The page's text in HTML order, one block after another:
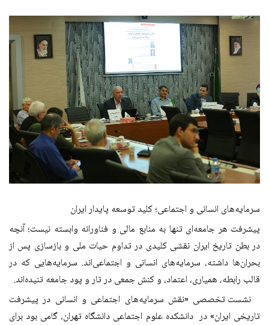
سرمایه‌های انسانی و اجتماعی؛ کلید توسعه پایدار ایران
پیشرفت هر جامعه‌ای تنها به منابع مالی و فناورانه وابسته نیست؛ آنچه
در بطن تاریخ ایران نقشی کلیدی در تداوم حیات ملی و بازسازی پس از
بحران‌ها داشته، سرمایه‌های انسانی و اجتماعی‌اند. سرمایه‌هایی که در
قالب رابطه، همیاری، اعتماد، و کنش جمعی در تار و پود جامعه تنیده‌اند.
نشست تخصصی «نقش سرمایه‌های اجتماعی و انسانی در پیشرفت
تاریخی ایران» در دانشکده علوم اجتماعی دانشگاه تهران، گامی بود برای